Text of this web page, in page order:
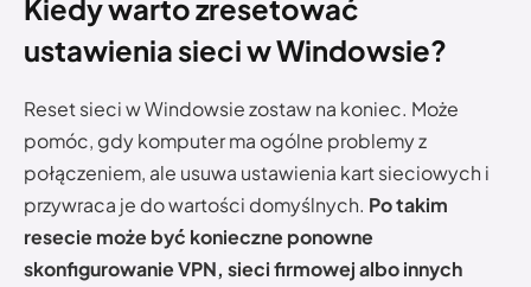
Kiedy warto zresetować
ustawienia sieci w Windowsie?
Reset sieci w Windowsie zostaw na koniec. Może
pomóc, gdy komputer ma ogólne problemy z
połączeniem, ale usuwa ustawienia kart sieciowych i
przywraca je do wartości domyślnych. Po takim
resecie może być konieczne ponowne
skonfigurowanie VPN, sieci firmowej albo innych